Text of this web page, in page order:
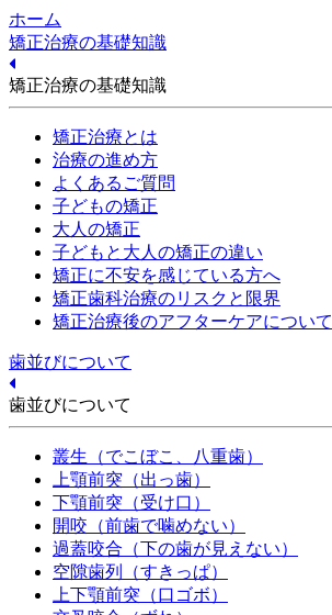
ホーム
矯正治療の基礎知識
矯正治療の基礎知識
矯正治療とは
治療の進め方
よくあるご質問
子どもの矯正
大人の矯正
子どもと大人の矯正の違い
矯正に不安を感じている方へ
矯正歯科治療のリスクと限界
矯正治療後のアフターケアについて
歯並びについて
歯並びについて
叢生（でこぼこ、八重歯）
上顎前突（出っ歯）
下顎前突（受け口）
開咬（前歯で噛めない）
過蓋咬合（下の歯が見えない）
空隙歯列（すきっぱ）
上下顎前突（口ゴボ）